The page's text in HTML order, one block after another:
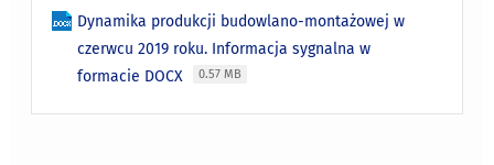
Dynamika produkcji budowlano-montażowej w
czerwcu 2019 roku. Informacja sygnalna w
formacie DOCX
0.57 MB